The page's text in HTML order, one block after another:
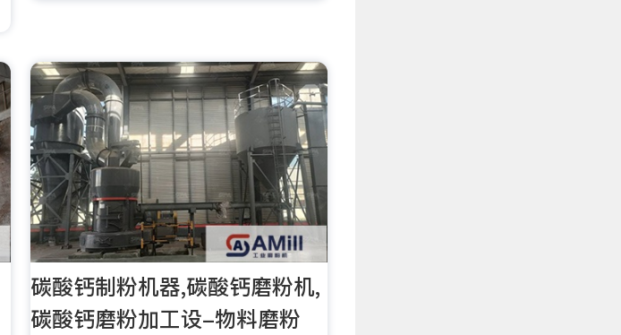
碳酸钙制粉机器,碳酸钙磨粉机,
碳酸钙磨粉加工设-物料磨粉